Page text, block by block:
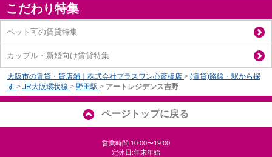
こだわり特集
ペット可の賃貸特集
カップル・新婚向け賃貸特集
大阪市の賃貸・貸店舗｜株式会社プラスワン心斎橋店 > (賃貸)路線・駅から探
す > JR大阪環状線 > 野田駅 > アートレジデンス吉野
ページトップに戻る
営業時間:10:00〜19:00
定休日:年末年始